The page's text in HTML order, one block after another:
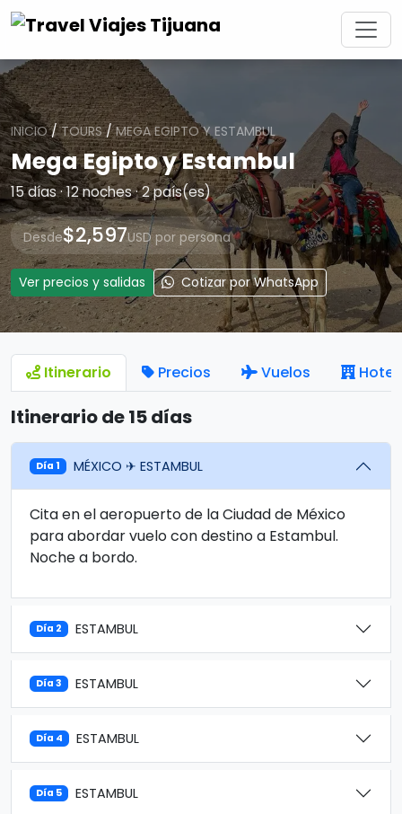
INICIO/TOURS/MEGA EGIPTO Y ESTAMBUL
Mega Egipto y Estambul
15 días · 12 noches · 2 país(es)
Desde$2,597USD por persona
Ver precios y salidas Cotizar por WhatsApp
Itinerario Precios Vuelos
Itinerario de 15 días
Día 1 MÉXICO ✈ ESTAMBUL
Cita en el aeropuerto de la Ciudad de México
para abordar vuelo con destino a Estambul.
Noche a bordo.
Día 2 ESTAMBUL
Día 3 ESTAMBUL
Día 4 ESTAMBUL
Día 5 ESTAMBUL